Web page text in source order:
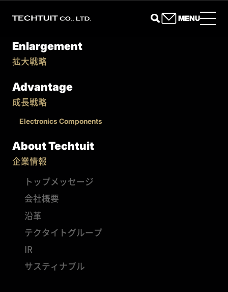
MENU
Enlargement
拡大戦略
Advantage
成長戦略
Electronics Components
About Techtuit
企業情報
トップメッセージ
会社概要
沿革
テクタイトグループ
IR
サスティナブル